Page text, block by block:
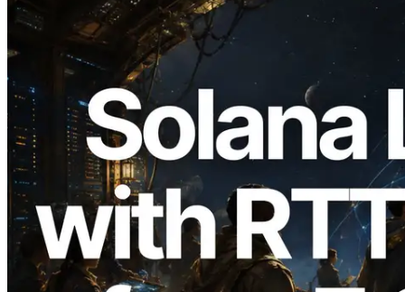
2026.08.05
ERPC amplía la Leader Slot API de
Solana con medición de ping desde 7
regiones globales — También se lanza la
Validators Information API